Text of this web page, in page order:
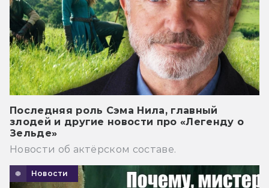
Последняя роль Сэма Нила, главный
злодей и другие новости про «Легенду о
Зельде»
Новости об актёрском составе.
Новости